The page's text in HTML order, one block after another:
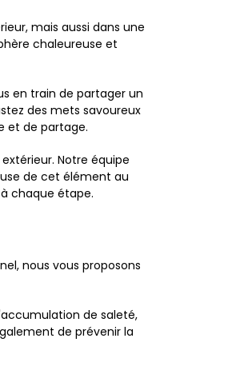
mais aussi dans une
chaleureuse et
en train de partager un
des mets savoureux
et de partage.
Notre équipe
de cet élément au
chaque étape.
nous vous proposons
de saleté,
de prévenir la